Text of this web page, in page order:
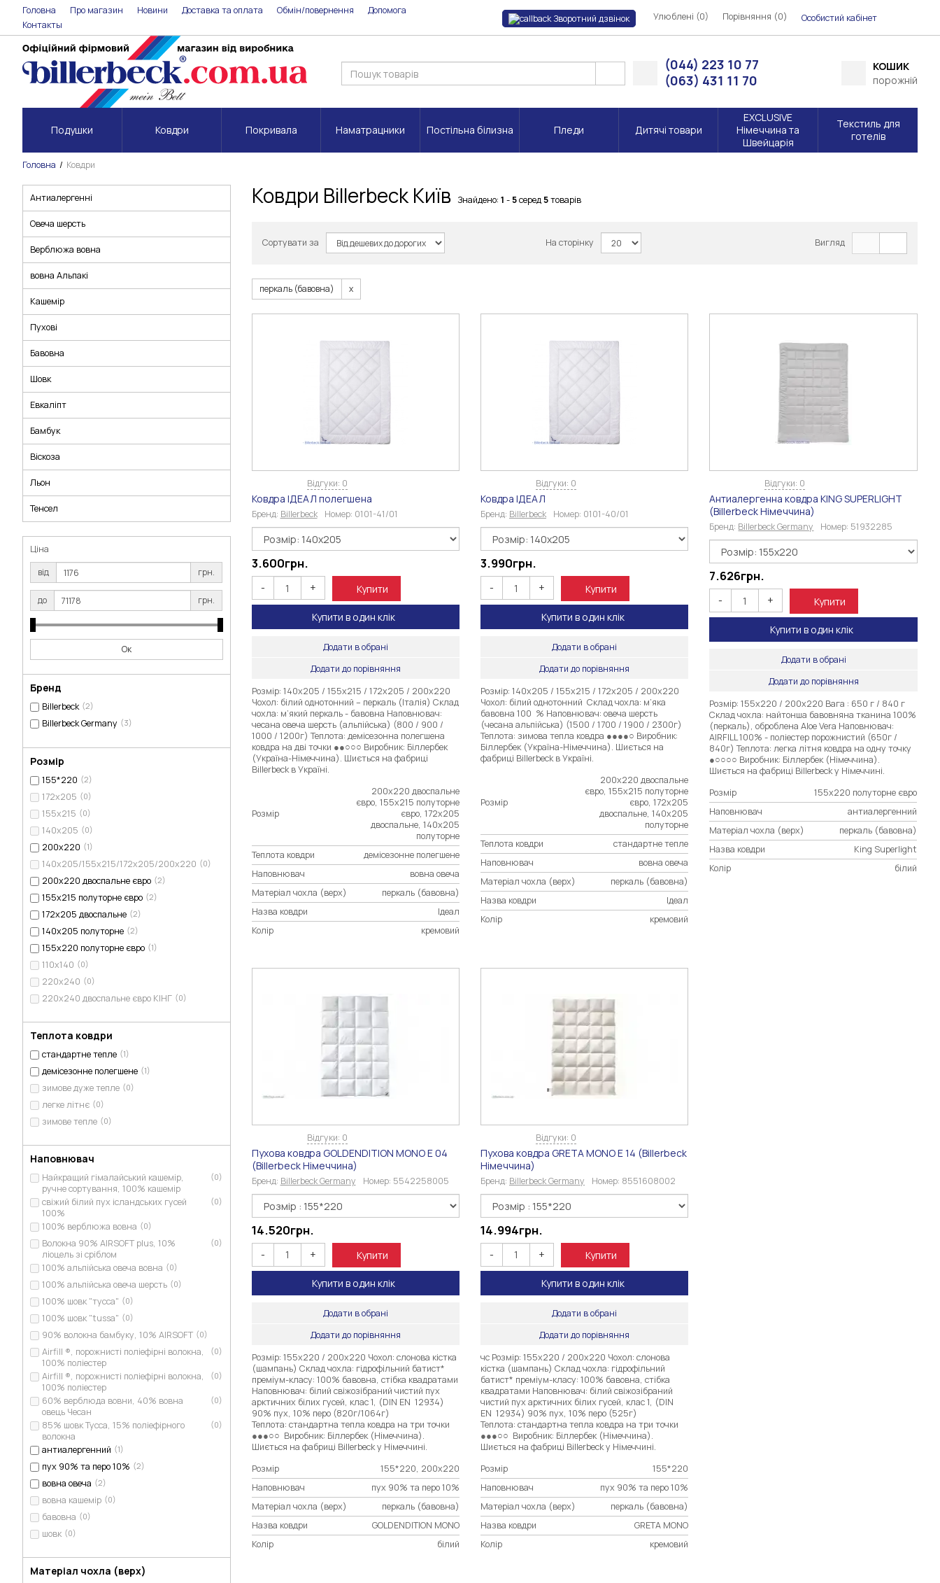
Головна Про магазин Новини Доставка та оплата Обмін/повернення
Допомога
Контакты
Зворотний дзвінок Улюблені (0) Порівняння (0) Особистий кабінет
(044) 223 10 77
(063) 431 11 70
КОШИК
порожній
Подушки Ковдри Покривала Наматрацники Постільна білизна Пледи Дитячі товари
EXCLUSIVE
Німеччина та
Швейцарія
Текстиль для
готелів
Головна Ковдри
Антиалергенні
Овеча шерсть
Верблюжа вовна
вовна Альпакі
Кашемір
Пухові
Бавовна
Шовк
Евкаліпт
Бамбук
Віскоза
Льон
Тенсел
Ціна
від
грн.
до грн.
Ок
Бренд
Billerbeck (2)
Billerbeck Germany (3)
Розмір
155*220 (2)
172х205 (0)
155х215 (0)
140х205 (0)
200х220 (1)
140х205/155х215/172х205/200х220 (0)
200х220 двоспальне євро (2)
155х215 полуторне євро (2)
172х205 двоспальне (2)
140х205 полуторне (2)
155х220 полуторне євро (1)
110х140 (0)
220х240 (0)
220х240 двоспальне євро КІНГ (0)
Теплота ковдри
стандартне тепле (1)
демісезонне полегшене (1)
зимове дуже тепле (0)
легке літнє (0)
зимове тепле (0)
Наповнювач
Найкращий гімалайський кашемір,
ручне сортування, 100% кашемір
(0)
свіжий білий пух ісландських гусей
100%
(0)
100% верблюжа вовна (0)
Волокна 90% AIRSOFT plus, 10%
ліоцель зі сріблом
(0)
100% альпійська овеча вовна (0)
100% альпійська овеча шерсть (0)
100% шовк "тусса" (0)
100% шовк "tussa" (0)
90% волокна бамбуку, 10% AIRSOFT (0)
Airfill ®, порожнисті поліефірні волокна,
100% поліестер
(0)
Airfill ®, порожнисті поліефірні волокна,
100% поліестер
(0)
60% верблюда вовни, 40% вовна
овець Чесан
(0)
85% шовк Тусса, 15% поліефірного
волокна
(0)
антиалергенний (1)
пух 90% та перо 10% (2)
вовна овеча (2)
вовна кашемір (0)
бавовна (0)
шовк (0)
Матеріал чохла (верх)
Ковдри Billerbeck Київ Знайдено: 1 -5серед5товарів
Сортувати за На сторінку Вигляд
перкаль (бавовна)
Відгуки: 0
Ковдра ІДЕАЛ полегшена
Бренд: Billerbeck Номер: 0101-41/01
3.600грн.
- + Купити
Купити в один клік
Додати в обрані
Додати до порівняння
Розмір: 140х205 / 155х215 / 172х205 / 200х220
Чохол: білий однотонний – перкаль (Італія) Склад
чохла: м’який перкаль - бавовна Наповнювач:
чесана овеча шерсть (альпійська) (800 / 900 /
1000 / 1200г) Теплота: демісезонна полегшена
ковдра на дві точки ●●○○○ Виробник: Біллербек
(Україна-Німеччина). Шиється на фабриці
Billerbeck в Україні.
Розмір
200х220 двоспальне
євро, 155х215 полуторне
євро, 172х205
двоспальне, 140х205
полуторне
Теплота ковдри
демісезонне полегшене
Наповнювач
вовна овеча
Матеріал чохла (верх)
перкаль (бавовна)
Назва ковдри
Ідеал
Колір
кремовий
Відгуки: 0
Ковдра ІДЕАЛ
Бренд: Billerbeck Номер: 0101-40/01
3.990грн.
- + Купити
Купити в один клік
Додати в обрані
Додати до порівняння
Розмір: 140х205 / 155х215 / 172х205 / 200х220
Чохол: білий однотонний Склад чохла: м’яка
бавовна 100 % Наповнювач: овеча шерсть
(чесана альпійська) (1500 / 1700 / 1900 / 2300г)
Теплота: зимова тепла ковдра ●●●●○ Виробник:
Біллербек (Україна-Німеччина). Шиється на
фабриці Billerbeck в Україні.
Розмір
200х220 двоспальне
євро, 155х215 полуторне
євро, 172х205
двоспальне, 140х205
полуторне
Теплота ковдри
стандартне тепле
Наповнювач
вовна овеча
Матеріал чохла (верх)
перкаль (бавовна)
Назва ковдри
Ідеал
Колір
кремовий
Відгуки: 0
Антиалергенна ковдра KING SUPERLIGHT
(Billerbeck Німеччина)
Бренд: Billerbeck Germany Номер: 51932285
7.626грн.
- + Купити
Купити в один клік
Додати в обрані
Додати до порівняння
Розмір: 155х220 / 200х220 Вага : 650 г / 840 г
Склад чохла: найтонша бавовняна тканина 100%
(перкаль), оброблена Aloe Vera Наповнювач:
AIRFILL 100% - поліестер порожнистий (650г /
840г) Теплота: легка літня ковдра на одну точку
●○○○○ Виробник: Біллербек (Німеччина).
Шиється на фабриці Billerbeck у Німеччині.
Розмір
155х220 полуторне євро
Наповнювач
антиалергенний
Матеріал чохла (верх)
перкаль (бавовна)
Назва ковдри
King Superlight
Колір
білий
Відгуки: 0
Пухова ковдра GOLDENDITION MONO E 04
(Billerbeck Німеччина)
Бренд: Billerbeck Germany Номер: 5542258005
14.520грн.
- + Купити
Купити в один клік
Додати в обрані
Додати до порівняння
Розмір: 155х220 / 200х220 Чохол: слонова кістка
(шампань) Склад чохла: гідрофільний батист*
преміум-класу: 100% бавовна, стібка квадратами
Наповнювач: білий свіжозібраний чистий пух
арктичних білих гусей, клас 1, (DIN EN 12934)
90% пух, 10% перо (820г/1064г)
Теплота: стандартна тепла ковдра на три точки
●●●○○ Виробник: Біллербек (Німеччина).
Шиється на фабриці Billerbeck у Німеччині.
Розмір
155*220, 200х220
Наповнювач
пух 90% та перо 10%
Матеріал чохла (верх)
перкаль (бавовна)
Назва ковдри
GOLDENDITION MONO
Колір
білий
Відгуки: 0
Пухова ковдра GRETA MONO E 14 (Billerbeck
Німеччина)
Бренд: Billerbeck Germany Номер: 8551608002
14.994грн.
- + Купити
Купити в один клік
Додати в обрані
Додати до порівняння
чс Розмір: 155х220 / 200х220 Чохол: слонова
кістка (шампань) Склад чохла: гідрофільний
батист* преміум-класу: 100% бавовна, стібка
квадратами Наповнювач: білий свіжозібраний
чистий пух арктичних білих гусей, клас 1, (DIN
EN 12934) 90% пух, 10% перо (525г)
Теплота: стандартна тепла ковдра на три точки
●●●○○ Виробник: Біллербек (Німеччина).
Шиється на фабриці Billerbeck у Німеччині.
Розмір
155*220
Наповнювач
пух 90% та перо 10%
Матеріал чохла (верх)
перкаль (бавовна)
Назва ковдри
GRETA MONO
Колір
кремовий